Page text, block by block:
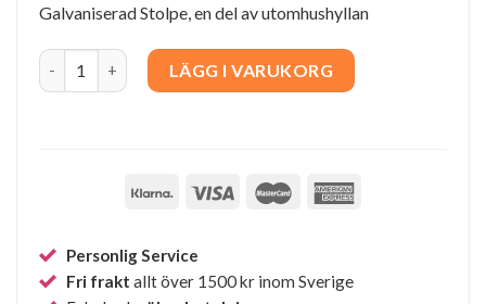
Galvaniserad Stolpe, en del av utomhushyllan
String Stolpe Galvaniserad quantity
LÄGG I VARUKORG
Personlig Service
Fri frakt allt över 1500 kr inom Sverige